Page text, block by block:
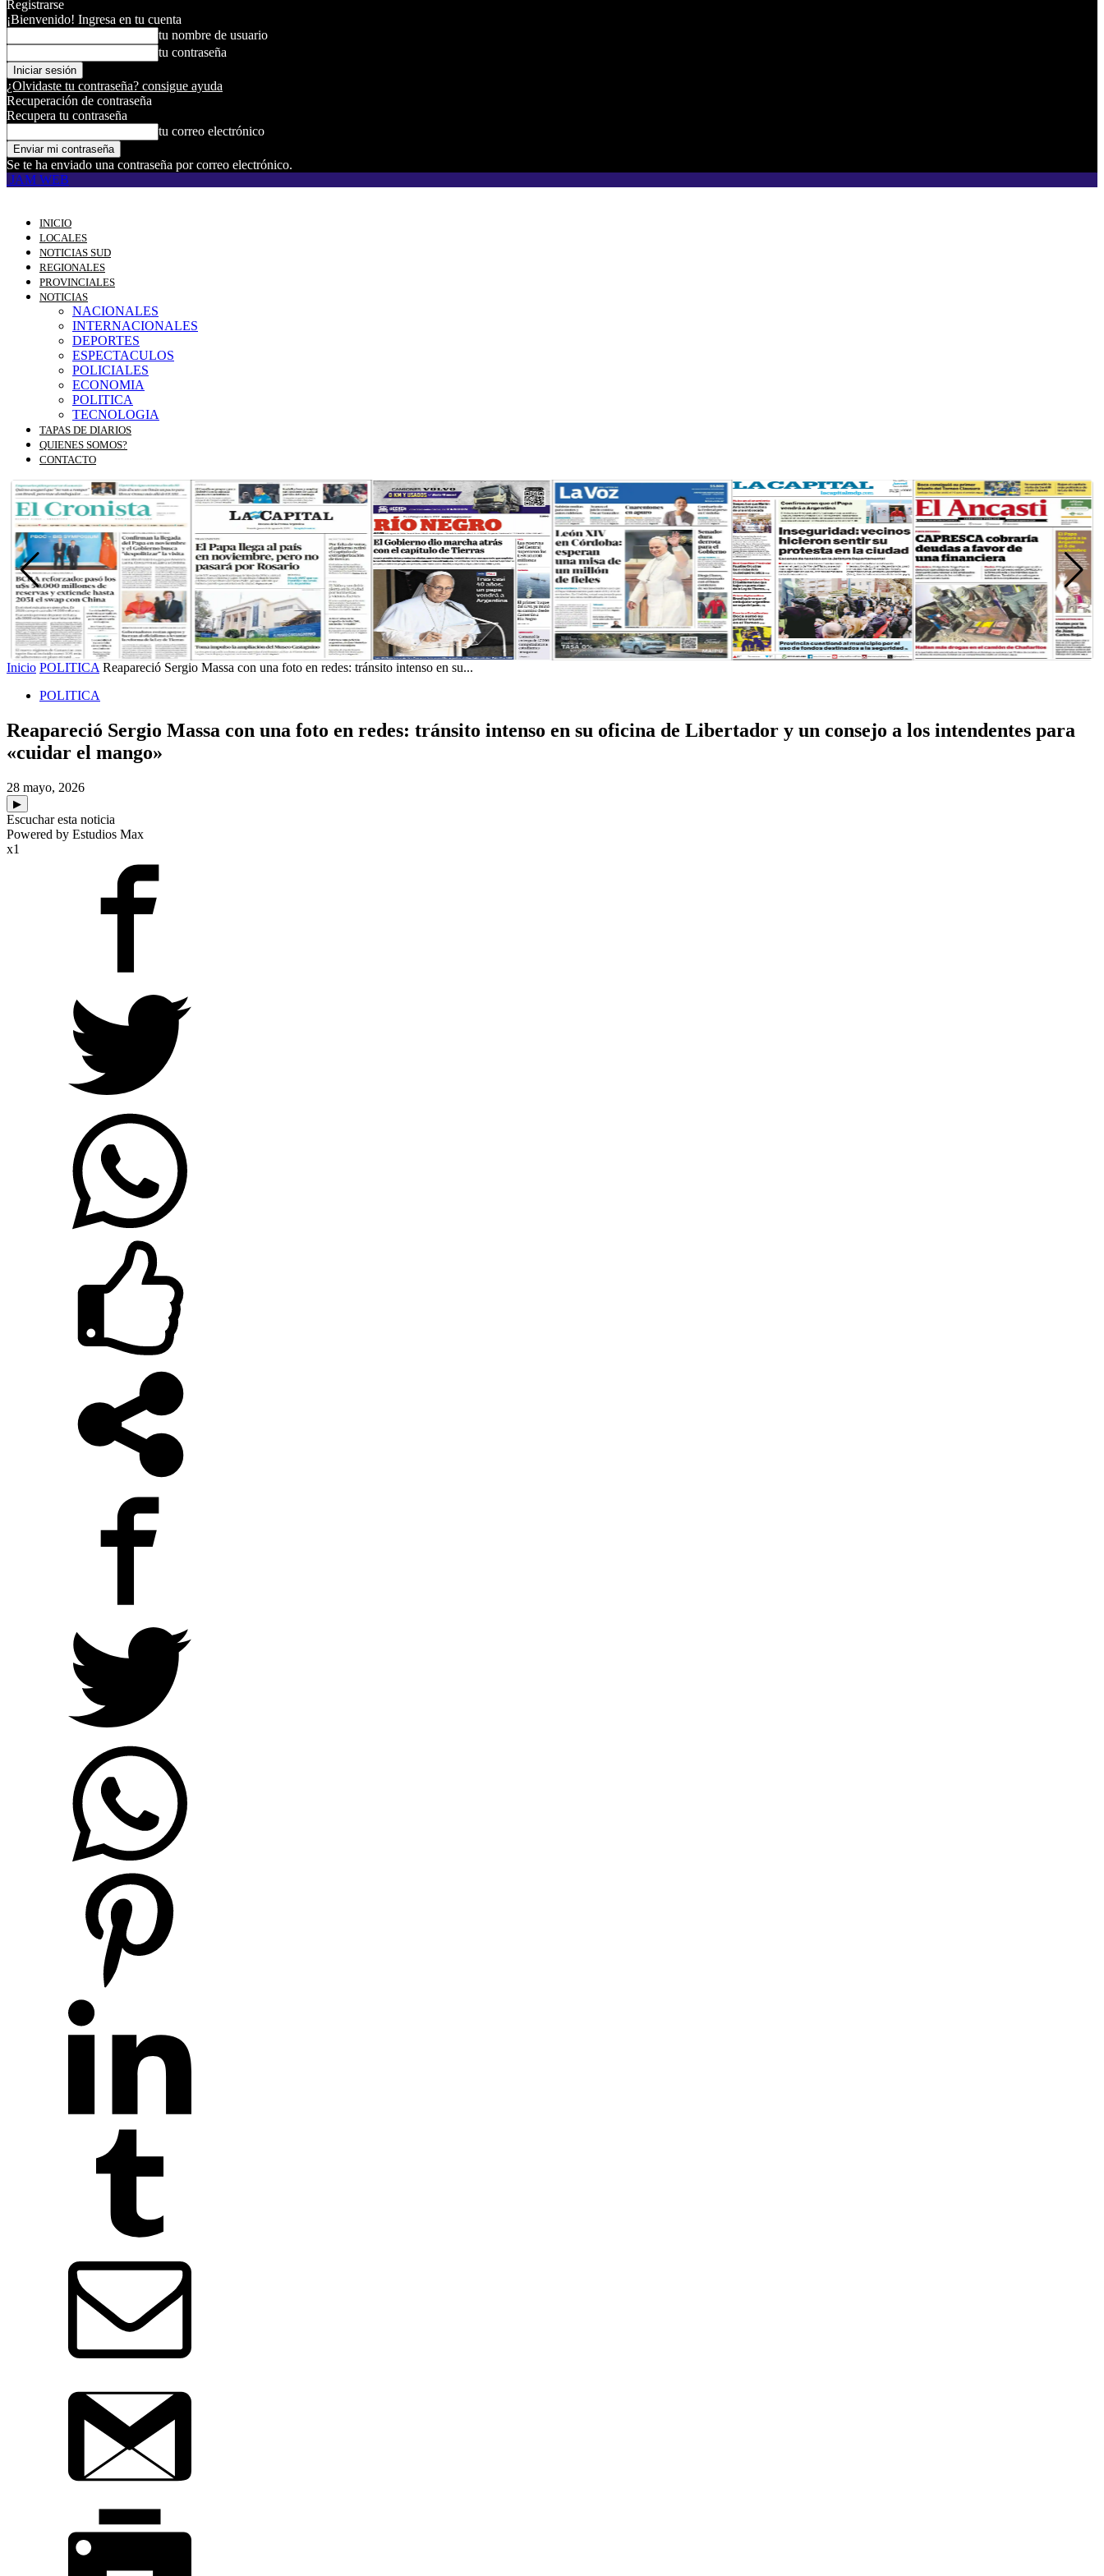
Registrarse
¡Bienvenido! Ingresa en tu cuenta
tu nombre de usuario
tu contraseña
¿Olvidaste tu contraseña? consigue ayuda
Recuperación de contraseña
Recupera tu contraseña
tu correo electrónico
Se te ha enviado una contraseña por correo electrónico.
JAM WEB
INICIO
LOCALES
NOTICIAS SUD
REGIONALES
PROVINCIALES
NOTICIAS
NACIONALES
INTERNACIONALES
DEPORTES
ESPECTACULOS
POLICIALES
ECONOMIA
POLITICA
TECNOLOGIA
TAPAS DE DIARIOS
QUIENES SOMOS?
CONTACTO
Inicio POLITICA Reapareció Sergio Massa con una foto en redes: tránsito intenso en su...
POLITICA
Reapareció Sergio Massa con una foto en redes: tránsito intenso en su oficina de Libertador y un consejo a los intendentes para
«cuidar el mango»
28 mayo, 2026
▶
Escuchar esta noticia
Powered by Estudios Max
x1